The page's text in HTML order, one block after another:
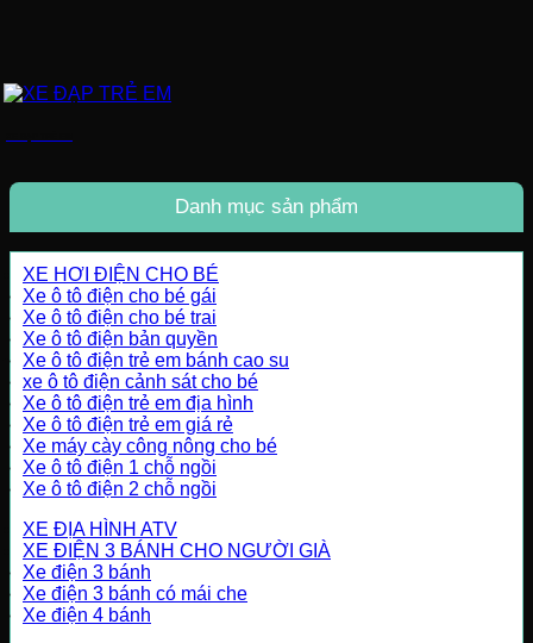
Danh mục sản phẩm
XE HƠI ĐIỆN CHO BÉ
Xe ô tô điện cho bé gái
Xe ô tô điện cho bé trai
Xe ô tô điện bản quyền
Xe ô tô điện trẻ em bánh cao su
xe ô tô điện cảnh sát cho bé
Xe ô tô điện trẻ em địa hình
Xe ô tô điện trẻ em giá rẻ
Xe máy cày công nông cho bé
Xe ô tô điện 1 chỗ ngồi
Xe ô tô điện 2 chỗ ngồi
XE ĐỊA HÌNH ATV
XE ĐIỆN 3 BÁNH CHO NGƯỜI GIÀ
Xe điện 3 bánh
Xe điện 3 bánh có mái che
Xe điện 4 bánh